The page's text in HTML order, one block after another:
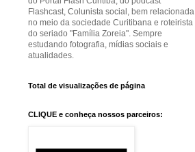
Flashcast, Colunista social, bem relacionada
no meio da sociedade Curitibana e roteirista
do seriado "Família Zoreia". Sempre
estudando fotografia, mídias sociais e
atualidades.
Total de visualizações de página
CLIQUE e conheça nossos parceiros: